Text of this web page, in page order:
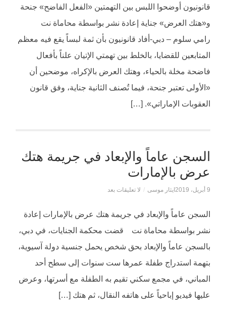
قانونيون أوضحوا اللبس بين التهمتين «الفعل الفاضح» جنحة
و«هتك العرض» جناية إعادة نشر بواسطة محاماة نت
رامي سلوم – دبي-أفاد قانونيون بأن ثمة لبساً يقع فيه معظم
المتابعين للقضايا، بالخلط بين تهمتي الإتيان علناً بأفعال
فاضحة مخلة بالحياء، وهتك العرض بالإكراه، موضحين أن
«الأولى تعتبر جنحة، فيما تُصنف الثانية جناية، وفق قانون
العقوبات الإماراتي». […]
السجن عاماً والإبعاد في جريمة هتك
عرض بالإمارات
9 أبريل، 2019 ايثار موسى / لا تعليقات بعد
السجن عاماً والإبعاد في جريمة هتك عرض بالإمارات إعادة
نشر بواسطة محاماة نت قضت محكمة الجنايات، في دبي،
بالسجن عاماً والإبعاد بحق شخص يحمل جنسية دولة آسيوية،
بتهمة استدراج طفلة عمرها ست سنوات إلى سطح أحد
المباني، في مجمع سكني تقيم به الطفلة مع أسرتها، وعرض
عليها فيديو إباحياً على هاتفه النقال، ثم هتك […]